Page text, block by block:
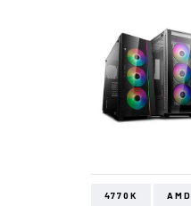
4770K AMD